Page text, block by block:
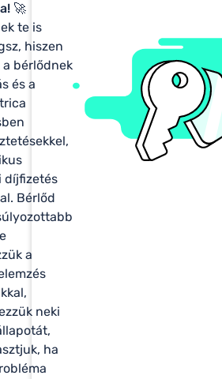
🚀
te is
hiszen
bérlődnek
és a
díjfizetés
Bérlőd
a
neki
ha